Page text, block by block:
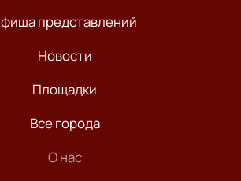
представлений
Новости
Площадки
Все города
О нас